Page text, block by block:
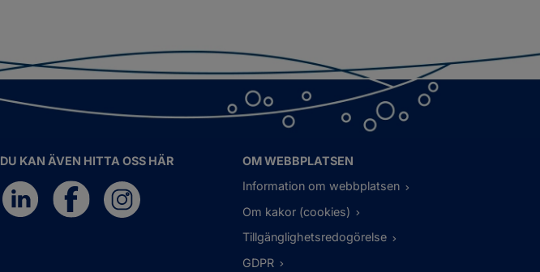
DU KAN ÄVEN HITTA OSS HÄR
OM WEBBPLATSEN
Information om webbplatsen
Om kakor (cookies)
Tillgänglighetsredogörelse
GDPR